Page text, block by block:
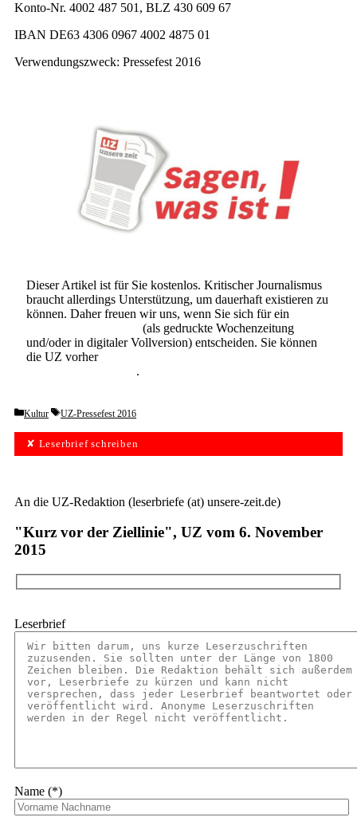
Konto-Nr. 4002 487 501, BLZ 430 609 67
IBAN DE63 4306 0967 4002 4875 01
Verwendungszweck: Pressefest 2016
Dieser Artikel ist für Sie kostenlos. Kritischer Journalismus
braucht allerdings Unterstützung, um dauerhaft existieren zu
können. Daher freuen wir uns, wenn Sie sich für ein
(als gedruckte Wochenzeitung
und/oder in digitaler Vollversion) entscheiden. Sie können
die UZ vorher
.
Categories
Kultur Tags
UZ-Pressefest 2016
✘ Leserbrief schreiben
An die UZ-Redaktion (leserbriefe (at) unsere-zeit.de)
"Kurz vor der Ziellinie", UZ vom 6. November
2015
Leserbrief
Name (*)